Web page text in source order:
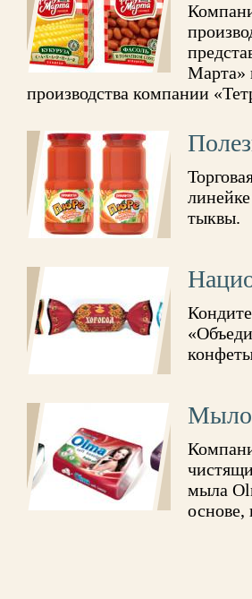
Марта»
производства компании
тыквы.
Мыло
мыла
основе,